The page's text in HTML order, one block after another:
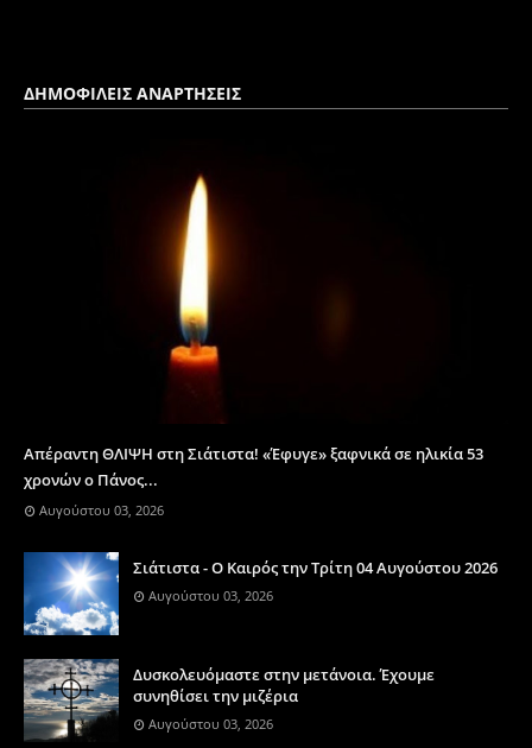
ΔΗΜΟΦΙΛΕΙΣ ΑΝΑΡΤΗΣΕΙΣ
Απέραντη ΘΛΙΨΗ στη Σιάτιστα! «Έφυγε» ξαφνικά σε ηλικία 53
χρονών ο Πάνος...
Αυγούστου 03, 2026
Σιάτιστα - Ο Καιρός την Τρίτη 04 Αυγούστου 2026
Αυγούστου 03, 2026
Δυσκολευόμαστε στην μετάνοια. Έχουμε
συνηθίσει την μιζέρια
Αυγούστου 03, 2026